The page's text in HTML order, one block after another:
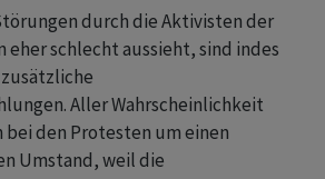
durch die Aktivisten der
eher schlecht aussieht, sind indes
Aller Wahrscheinlichkeit
bei den Protesten um einen
Umstand, weil die